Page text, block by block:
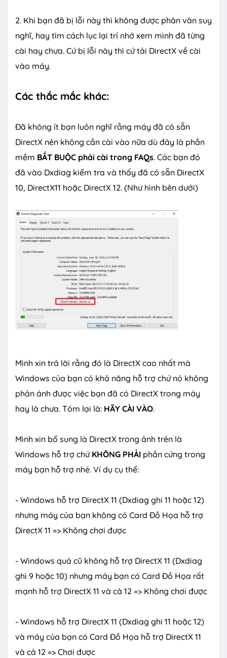
2. Khi bạn đã bị lỗi này thì không được phân vân suy
nghĩ, hay tìm cách lục lại trí nhớ xem mình đã từng
cài hay chưa. Cứ bị lỗi này thì cứ tải DirectX về cài
vào máy.
Các thắc mắc khác:
Đã không ít bạn luôn nghĩ rằng máy đã có sẵn
DirectX nên không cần cài vào nữa dù đây là phần
mềm BẮT BUỘC phải cài trong FAQs. Các bạn đó
đã vào Dxdiag kiểm tra và thấy đã có sẵn DirectX
10, DirectX11 hoặc DirectX 12. (Như hình bên dưới)
Mình xin trả lời rằng đó là DirectX cao nhất mà
Windows của bạn có khả năng hỗ trợ chứ nó không
phản ánh được việc bạn đã có DirectX trong máy
hay là chưa. Tóm lại là: HÃY CÀI VÀO.
Mình xin bổ sung là DirectX trong ảnh trên là
Windows hỗ trợ chứ KHÔNG PHẢI phần cứng trong
máy bạn hỗ trợ nhé. Ví dụ cụ thể:
- Windows hỗ trợ DirectX 11 (Dxdiag ghi 11 hoặc 12)
nhưng máy của bạn không có Card Đồ Họa hỗ trợ
DirectX 11 => Không chơi được
- Windows quá cũ không hỗ trợ DirectX 11 (Dxdiag
ghi 9 hoặc 10) nhưng máy bạn có Card Đồ Họa rất
mạnh hỗ trợ DirectX 11 và cả 12 => Không chơi được
- Windows hỗ trợ DirectX 11 (Dxdiag ghi 11 hoặc 12)
và máy của bạn có Card Đồ Họa hỗ trợ DirectX 11
và cả 12 => Chơi được